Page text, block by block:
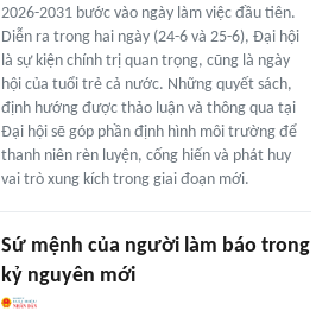
2026-2031 bước vào ngày làm việc đầu tiên.
Diễn ra trong hai ngày (24-6 và 25-6), Đại hội
là sự kiện chính trị quan trọng, cũng là ngày
hội của tuổi trẻ cả nước. Những quyết sách,
định hướng được thảo luận và thông qua tại
Đại hội sẽ góp phần định hình môi trường để
thanh niên rèn luyện, cống hiến và phát huy
vai trò xung kích trong giai đoạn mới.
Sứ mệnh của người làm báo trong
kỷ nguyên mới